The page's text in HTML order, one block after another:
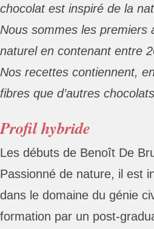
chocolat est inspiré de la
Nous sommes les premiers
naturel en contenant entre
Nos recettes contiennent,
fibres que d’autres
Profil hybride
Les débuts de Benoît De
Passionné de nature, il est
dans le domaine du génie
formation par un post-